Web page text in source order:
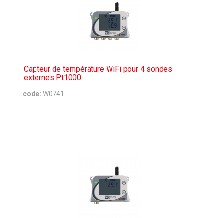
Capteur de température WiFi pour 4 sondes
externes Pt1000
code: W0741